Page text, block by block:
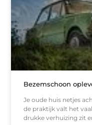
Bezemschoon
Je oude huis netjes
de praktijk valt het
drukke verhuizing zit